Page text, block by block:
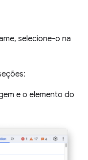
selecione-o na
e o elemento do